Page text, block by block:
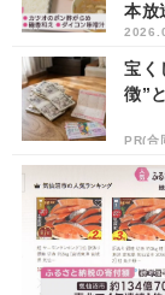
本放
宝く
徴”
PR(合